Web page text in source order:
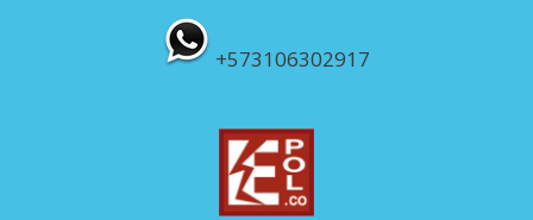
+573106302917